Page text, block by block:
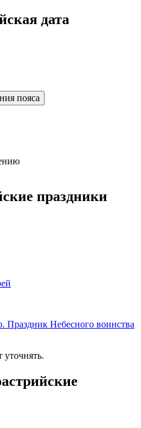
дата
пояса
праздники
Праздник Небесного воинства
уточнять.